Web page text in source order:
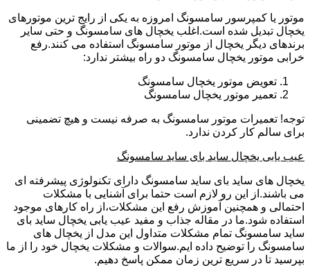
موتور یا کمپرسور سامسونگ امروزه به یکی از رایج ترین موتورهای
یخچال تبدیل شده است.اغلب یخچال های سامسونگ و حتی سایر
برندهای دیگر یخچال از موتور سامسونگ استفاده می کنند.رفع
خرابی موتور یخچال سامسونگ دو راه بیشتر ندارد:
تعویض موتور یخچال سامسونگ
تعمیر موتور یخچال سامسونگ
توجه! تعمیرات موتور سامسونگ به صرفه نیست و هیچ تضمینی
برای سالم کار کردن ندارد.
عیب یابی یخچال ساید بای ساید سامسونگ
یخچال های ساید بای ساید سامسونگ دارای تکنولوژی پیشرفته ای
می باشند.از این رو لازم است حتما برای آشنایی با مشکلات
احتمالی و همچنین آموزش رفع این مشکلات،از راه کارهای موجود
استفاده شود.ما در مقاله جذاب و مفید عیب یابی یخچال ساید بای
ساید سامسونگ تمام مشکلات متداول این مدل از یخچال های
سامسونگ را توضیح داده ایم.سوالات و مشکلات یخچال خود را از ما
بپرسید تا در سریع ترین زمان ممکن پاسخ دهیم.